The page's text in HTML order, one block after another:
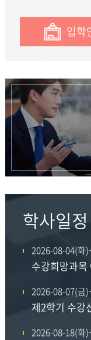
입학
학사일정
2026-08-04(화
수강희망과목
2026-08-07(금
2026-08-18(화